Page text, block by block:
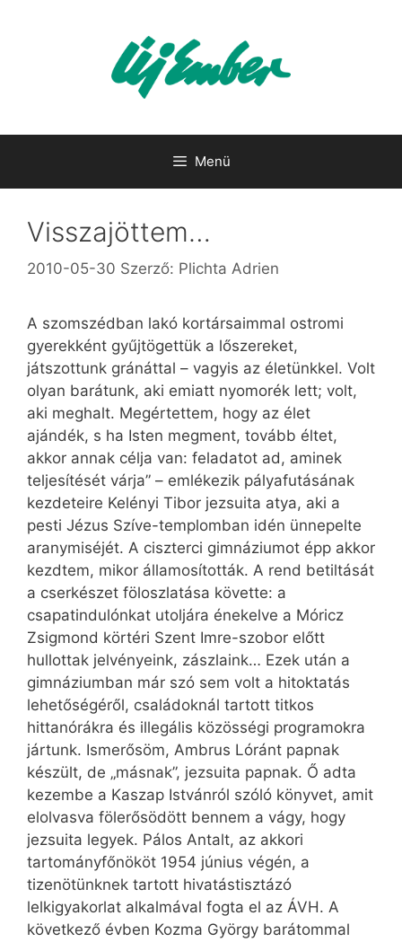
Menü
Visszajöttem…
2010-05-30 Szerző: Plichta Adrien
A szomszédban lakó kortársaimmal ostromi
gyerekként gyűjtögettük a lőszereket,
játszottunk gránáttal – vagyis az életünkkel. Volt
olyan barátunk, aki emiatt nyomorék lett; volt,
aki meghalt. Megértettem, hogy az élet
ajándék, s ha Isten megment, tovább éltet,
akkor annak célja van: feladatot ad, aminek
teljesítését várja” – emlékezik pályafutásának
kezdeteire Kelényi Tibor jezsuita atya, aki a
pesti Jézus Szíve-templomban idén ünnepelte
aranymiséjét. A ciszterci gimnáziumot épp akkor
kezdtem, mikor államosították. A rend betiltását
a cserkészet föloszlatása követte: a
csapatindulónkat utoljára énekelve a Móricz
Zsigmond körtéri Szent Imre-szobor előtt
hullottak jelvényeink, zászlaink… Ezek után a
gimnáziumban már szó sem volt a hitoktatás
lehetőségéről, családoknál tartott titkos
hittanórákra és illegális közösségi programokra
jártunk. Ismerősöm, Ambrus Lóránt papnak
készült, de „másnak”, jezsuita papnak. Ő adta
kezembe a Kaszap Istvánról szóló könyvet, amit
elolvasva fölerősödött bennem a vágy, hogy
jezsuita legyek. Pálos Antalt, az akkori
tartományfőnököt 1954 június végén, a
tizenötünknek tartott hivatástisztázó
lelkigyakorlat alkalmával fogta el az ÁVH. A
következő évben Kozma György barátommal